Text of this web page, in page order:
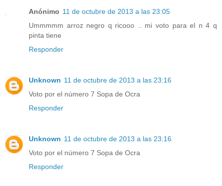
Anónimo 11 de octubre de 2013 a las 23:05
Ummmmm arroz negro q ricooo .. mi voto para el n 4 q
pinta tiene
Responder
Unknown 11 de octubre de 2013 a las 23:16
Voto por el número 7 Sopa de Ocra
Responder
Unknown 11 de octubre de 2013 a las 23:16
Voto por el número 7 Sopa de Ocra
Responder